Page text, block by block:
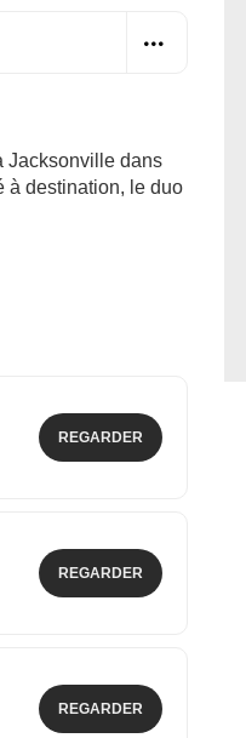
Jacksonville dans
à destination, le duo
REGARDER
REGARDER
REGARDER